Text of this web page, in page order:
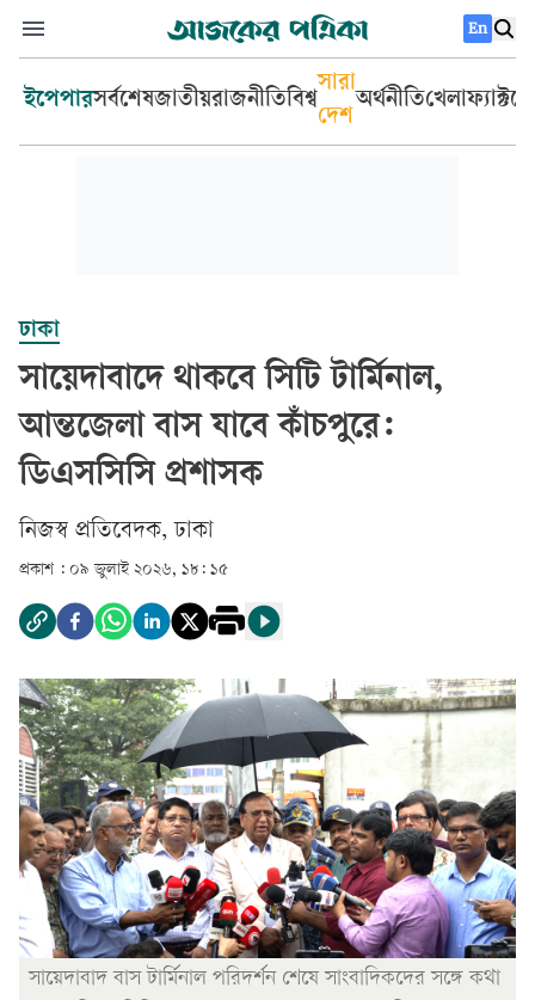
En
ইপেপারসর্বশেষজাতীয়রাজনীতিবিশ্ব
সারা
দেশ
অর্থনীতিখেলা
ঢাকা
সায়েদাবাদে থাকবে সিটি টার্মিনাল,
আন্তজেলা বাস যাবে কাঁচপুরে:
ডিএসসিসি প্রশাসক
‎নিজস্ব প্রতিবেদক, ঢাকা‎
প্রকাশ : ০৯ জুলাই ২০২৬, ১৮: ১৫
সায়েদাবাদ বাস টার্মিনাল পরিদর্শন শেষে সাংবাদিকদের সঙ্গে কথা